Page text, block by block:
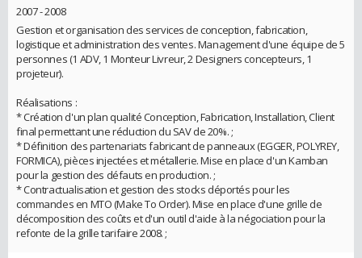
2007 - 2008
Gestion et organisation des services de conception, fabrication,
logistique et administration des ventes. Management d'une équipe de 5
personnes (1 ADV, 1 Monteur Livreur, 2 Designers concepteurs, 1
projeteur).
Réalisations :
* Création d'un plan qualité Conception, Fabrication, Installation, Client
final permettant une réduction du SAV de 20%. ;
* Définition des partenariats fabricant de panneaux (EGGER, POLYREY,
FORMICA), pièces injectées et métallerie. Mise en place d'un Kamban
pour la gestion des défauts en production. ;
* Contractualisation et gestion des stocks déportés pour les
commandes en MTO (Make To Order). Mise en place d'une grille de
décomposition des coûts et d'un outil d'aide à la négociation pour la
refonte de la grille tarifaire 2008. ;